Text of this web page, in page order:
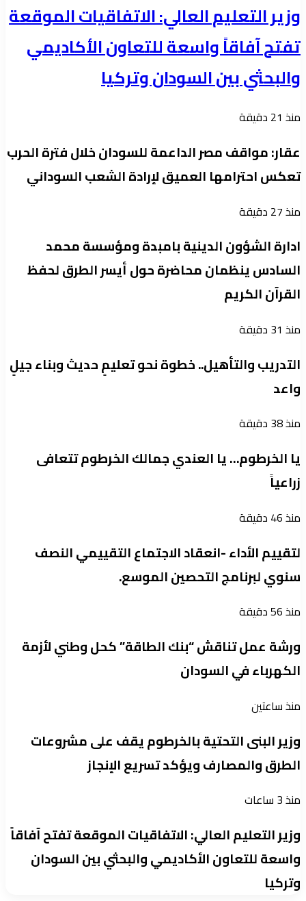
وزير التعليم العالي: الاتفاقيات الموقعة
تفتح آفاقاً واسعة للتعاون الأكاديمي
والبحثي بين السودان وتركيا
منذ 21 دقيقة
عقار: مواقف مصر الداعمة للسودان خلال فترة الحرب
تعكس احترامها العميق لإرادة الشعب السوداني
منذ 27 دقيقة
ادارة الشؤون الدينية بامبدة ومؤسسة محمد
السادس ينظمان محاضرة حول أيسر الطرق لحفظ
القرآن الكريم
منذ 31 دقيقة
التدريب والتأهيل.. خطوة نحو تعليمٍ حديث وبناء جيلٍ
واعد
منذ 38 دقيقة
يا الخرطوم… يا العندي جمالك الخرطوم تتعافى
زراعياً
منذ 46 دقيقة
لتقييم الأداء -انعقاد الاجتماع التقييمي النصف
سنوي لبرنامج التحصين الموسع.
منذ 56 دقيقة
ورشة عمل تناقش “بنك الطاقة” كحل وطني لأزمة
الكهرباء في السودان
منذ ساعتين
وزير البنى التحتية بالخرطوم يقف على مشروعات
الطرق والمصارف ويؤكد تسريع الإنجاز
منذ 3 ساعات
وزير التعليم العالي: الاتفاقيات الموقعة تفتح آفاقاً
واسعة للتعاون الأكاديمي والبحثي بين السودان
وتركيا